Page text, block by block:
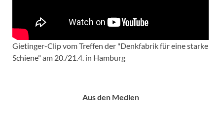
Gietinger-Clip vom Treffen der "Denkfabrik für eine starke
Schiene" am 20./21.4. in Hamburg
Aus den Medien